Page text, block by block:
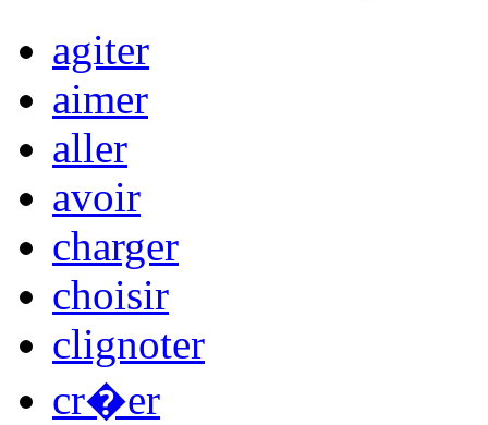
agiter
aimer
aller
avoir
charger
choisir
clignoter
cr�er